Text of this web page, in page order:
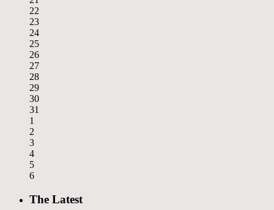
22
23
24
25
26
27
28
29
30
31
1
2
3
4
5
6
The Latest